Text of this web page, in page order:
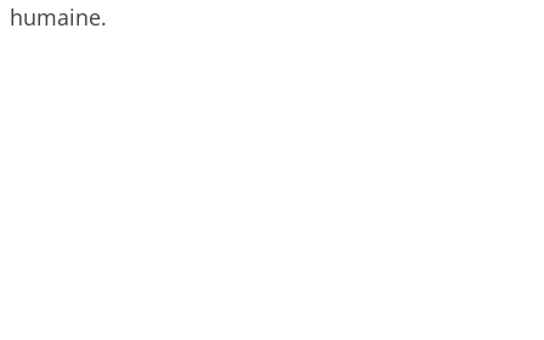
humaine.